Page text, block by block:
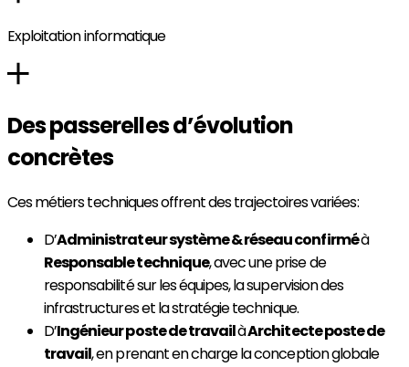
Exploitation informatique
Des passerelles d’évolution
concrètes
Ces métiers techniques offrent des trajectoires variées :
D’Administrateur système & réseau confirméà
Responsable technique, avec une prise de
responsabilité sur les équipes, la supervision des
infrastructures et la stratégie technique.
D’Ingénieur poste de travailàArchitecte poste de
travail, en prenant en charge la conception globale